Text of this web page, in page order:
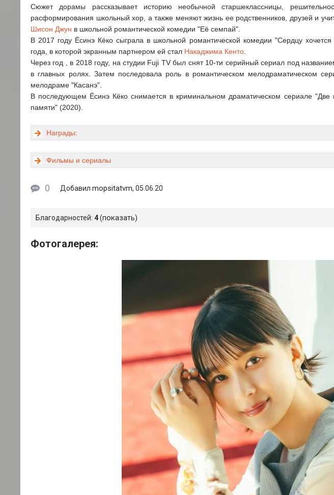
Сюжет дорамы рассказывает историю необычной старшеклассницы,
расформирования школьный хор, а также меняют жизнь ее родственников, друзей и
Шисон Джун в школьной романтической комедии "Её семпай".
В 2017 году Ёсинэ Кёко сыграла в школьной романтической комедии "Сердцу
года, в которой экранным партнером ей стал Накаджима Кенто
Через год , в 2018 году, на студии Fuji TV был снят 10-ти серийный сериал под
в главных ролях. Затем последовала роль в романтическом мелодраматическом
мелодраме "Касанэ".
В последующем Ёсинэ Кёко снимается в криминальном драматическом сериале "Две
памяти" (2020).
Награды:
Фильмы и сериалы
0 Добавил mopsitatvm, 05.06.20
Благодарностей: 4 показать
Фотогалерея: